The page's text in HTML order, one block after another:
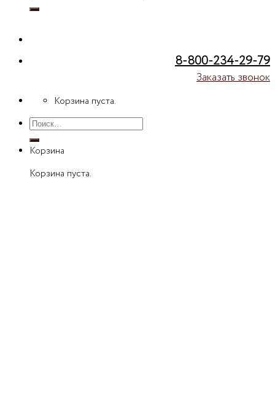
8-800-234-29-79
Заказать звонок
Корзина пуста.
Искать:
Корзина
Корзина пуста.